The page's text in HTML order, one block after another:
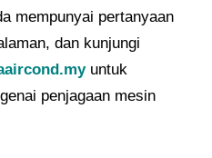
mempunyai pertanyaan
dan kunjungi
untuk
penjagaan mesin